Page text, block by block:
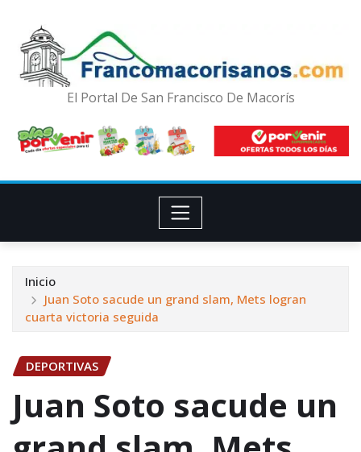
El Portal De San Francisco De Macorís
Inicio
Juan Soto sacude un grand slam, Mets logran
cuarta victoria seguida
DEPORTIVAS
Juan Soto sacude un